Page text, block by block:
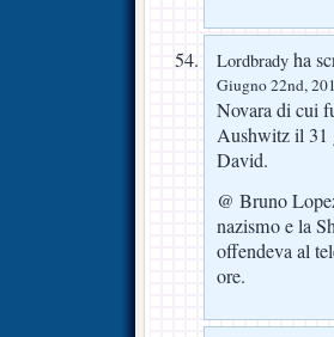
Lordbrady ha
Giugno 22nd,
Novara di cui
Aushwitz il 31
David.
@ Bruno
nazismo e la
offendeva al
ore.